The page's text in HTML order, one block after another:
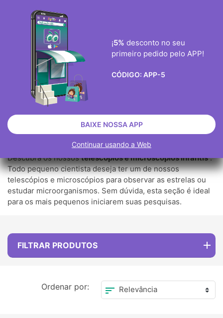

TELESCÓPIOS E MICROSCÓPIOS
BRINQUEDOS EDUCATIVOS
TELESCÓPIOS E MICROSCÓPIOS
Descubra os nossostelescópios e microscópios infantis.
Todo pequeno cientista deseja ter um de nossos
telescópios e microscópios para observar as estrelas ou
estudar microorganismos. Sem dúvida, esta seção é ideal
para os mais pequenos iniciarem suas pesquisas.
FILTRAR PRODUTOS
Ordenar por: sort
¡5% desconto no seu
primeiro pedido pelo APP!
CÓDIGO: APP-5
BAIXE NOSSA APP
Continuar usando a Web